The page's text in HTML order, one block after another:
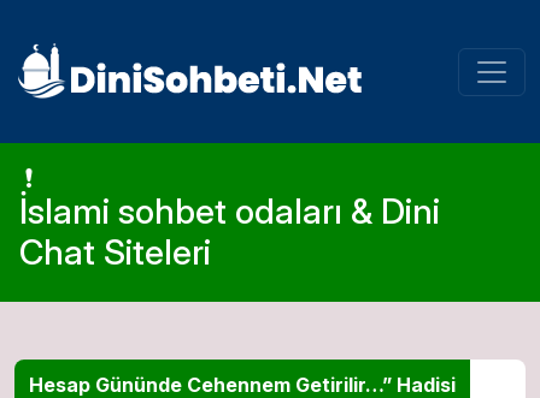
İslami sohbet odaları & Dini
Chat Siteleri
Hesap Gününde Cehennem Getirilir…” Hadisi